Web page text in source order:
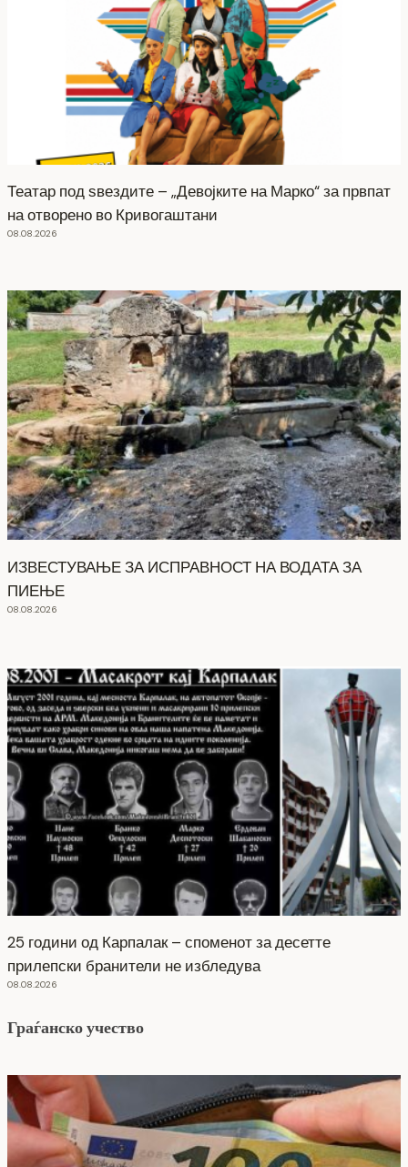
Театар под ѕвездите – „Девојките на Марко“ за првпат
на отворено во Кривогаштани
08.08.2026
ИЗВЕСТУВАЊЕ ЗА ИСПРАВНОСТ НА ВОДАТА ЗА
ПИЕЊЕ
08.08.2026
25 години од Карпалак – споменот за десетте
прилепски бранители не избледува
08.08.2026
Граѓанско учество